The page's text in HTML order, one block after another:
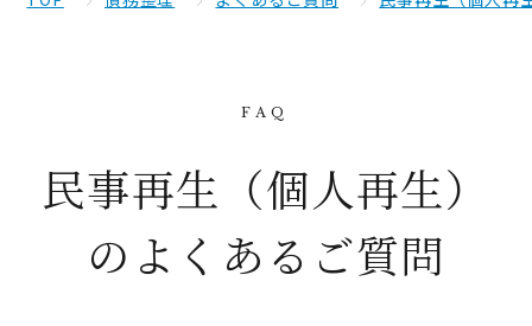
民事再生（個人再生）
のよくあるご質問